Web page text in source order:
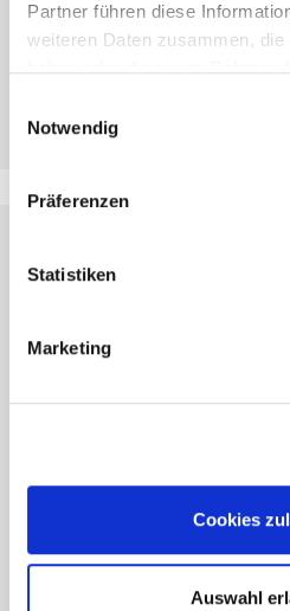
Partner führen diese
weiteren Daten zusammen,
Notwendig
Präferenzen
Statistiken
Marketing
Cookies
Auswahl
¿Sobre qué temas le
(Es posible una selección